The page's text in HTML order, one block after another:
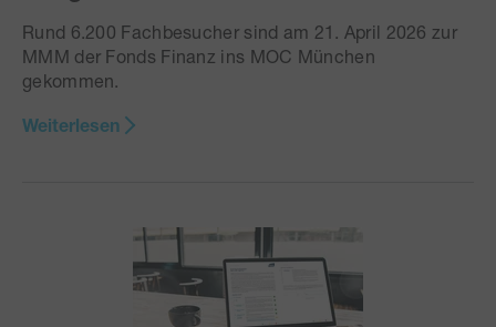
Rund 6.200 Fachbesucher sind am 21. April 2026 zur
MMM der Fonds Finanz ins MOC München
gekommen.
Weiterlesen